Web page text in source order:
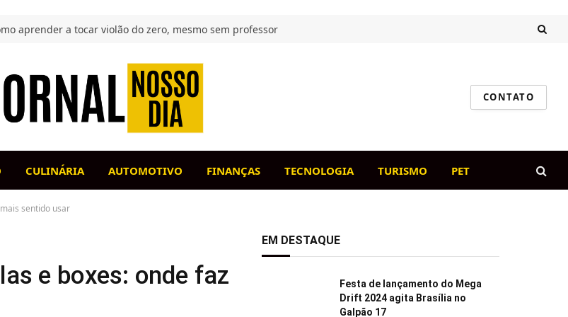
aprender a tocar violão do zero, mesmo sem professor
CONTATO
CULINÁRIA AUTOMOTIVO FINANÇAS TECNOLOGIA TURISMO PET
sentido usar
e boxes: onde faz
EM DESTAQUE
Festa de lançamento do Mega
Drift 2024 agita Brasília no
Galpão 17